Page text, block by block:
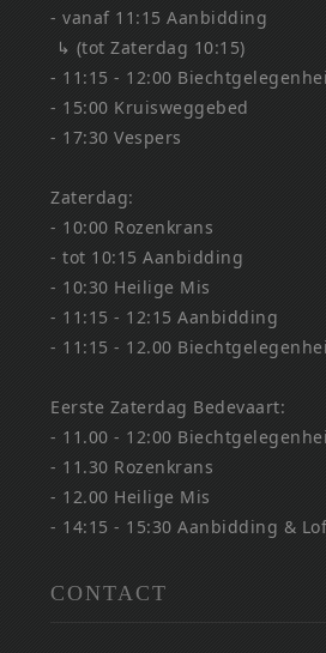
- vanaf 11:15 Aanbidding
↳ (tot Zaterdag 10:15)
- 11:15 - 12:00
- 15:00 Kruisweggebed
- 17:30 Vespers
Zaterdag:
- 10:00 Rozenkrans
- tot 10:15 Aanbidding
- 10:30 Heilige Mis
- 11:15 - 12:15 Aanbidding
- 11:15 - 12.00
Eerste Zaterdag Bedevaart:
- 11.00 - 12:00
- 11.30 Rozenkrans
- 12.00 Heilige Mis
- 14:15 - 15:30 Aanbidding &
CONTACT